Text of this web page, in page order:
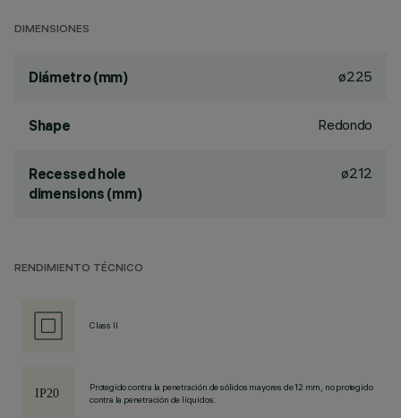
DIMENSIONES
Diámetro (mm) ø225
Shape Redondo
Recessed hole
dimensions (mm)
ø212
RENDIMIENTO TÉCNICO
Class II
Protegido contra la penetración de sólidos mayores de 12 mm, no protegido
contra la penetración de líquidos.